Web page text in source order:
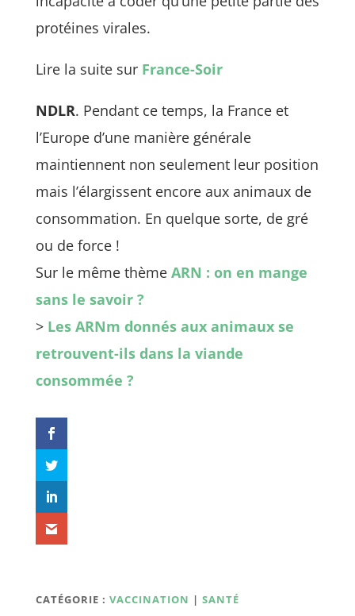
protéines virales.
Lire la suite sur France-Soir
NDLR. Pendant ce temps, la France et
l’Europe d’une manière générale
maintiennent non seulement leur position
mais l’élargissent encore aux animaux de
consommation. En quelque sorte, de gré
ou de force !
Sur le même thème ARN : on en mange
sans le savoir ?
> Les ARNm donnés aux animaux se
retrouvent-ils dans la viande
consommée ?
CATÉGORIE : VACCINATION | SANTÉ